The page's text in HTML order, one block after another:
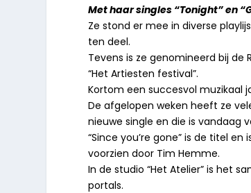
Met haar singles “Tonight” en
Ze stond er mee in diverse
ten deel.
Tevens is ze genomineerd bij
“Het Artiesten festival”.
Kortom een succesvol muzikaal
De afgelopen weken heeft ze
nieuwe single en die is vandaag
“Since you’re gone” is de titel
voorzien door Tim Hemme.
In de studio “Het Atelier” is het
portals.